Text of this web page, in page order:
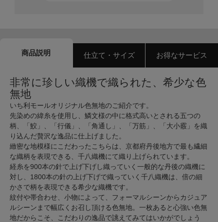
商品説明 仕立て・サイズ お得なサービス
非常に珍しい織機で織られた、希少な色
無地
いち利モールオリジナル色無地のご紹介です。
先染めの緯糸を使用し、鱗文様の中に格式高いとされる五つの
柄、「鮫」、「行儀」、「角通し」、「万筋」、「大小霰」を織
り込んだ贅沢な逸品に仕上げました。
緻密な地模様にこだわったこちらは、京都府丹後地方で最も繊細
な織柄を表現できる、千八織機にて織り上げられています。
経糸を900本の針で上げ下げし織っていく一般的な丹後の織機に
対し、1800本の針の上げ下げで織っていく千八織機は、倍の細
かさで柄を表現できる希少な織機です。
紋付や帯合わせ、小物によって、フォーマルシーンからカジュア
ルシーンまで幅広くお召し頂ける色無地。一枚あると心強い色無
地だからこそ、こだわりの逸品で誂えてみてはいかがでしょう